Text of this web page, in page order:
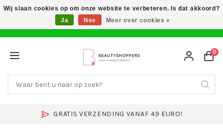
GRATIS VERZENDING VANAF 49 EURO!
0
Wij slaan cookies op om onze website te verbeteren. Is dat akkoord?
Ja
Nee Meer over cookies »